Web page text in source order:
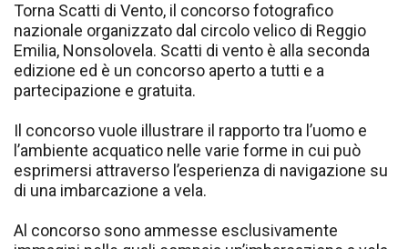
Torna Scatti di Vento, il concorso fotografico
nazionale organizzato dal circolo velico di Reggio
Emilia, Nonsolovela. Scatti di vento è alla seconda
edizione ed è un concorso aperto a tutti e a
partecipazione e gratuita.
Il concorso vuole illustrare il rapporto tra l’uomo e
l’ambiente acquatico nelle varie forme in cui può
esprimersi attraverso l’esperienza di navigazione su
di una imbarcazione a vela.
Al concorso sono ammesse esclusivamente